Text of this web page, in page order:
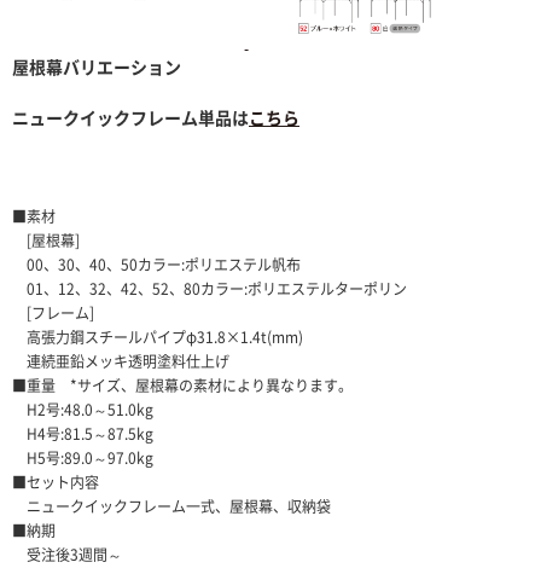
屋根幕バリエーション
ニュークイックフレーム単品はこちら
■素材
[屋根幕]
00、30、40、50カラー:ポリエステル帆布
01、12、32、42、52、80カラー:ポリエステルターポリン
[フレーム]
高張力鋼スチールパイプφ31.8×1.4t(mm)
連続亜鉛メッキ透明塗料仕上げ
■重量 *サイズ、屋根幕の素材により異なります。
H2号:48.0～51.0kg
H4号:81.5～87.5kg
H5号:89.0～97.0kg
■セット内容
ニュークイックフレーム一式、屋根幕、収納袋
■納期
受注後3週間～